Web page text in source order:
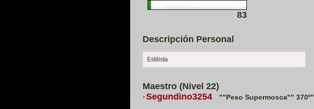
83
Descripción Personal
Estilista
Maestro (Nivel 22)
Segundino3254
""Peso Supermosca"" 370º"